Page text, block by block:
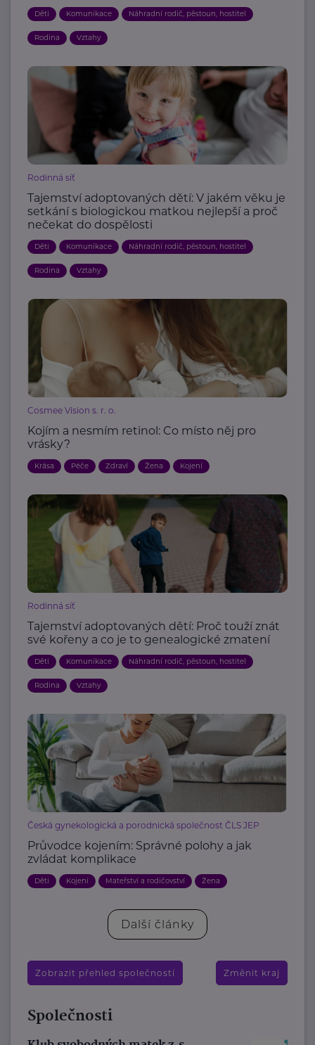
Děti Komunikace Náhradní rodič, pěstoun, hostitel
Rodina Vztahy
Rodinná síť
Tajemství adoptovaných dětí: V jakém věku je
setkání s biologickou matkou nejlepší a proč
nečekat do dospělosti
Děti Komunikace Náhradní rodič, pěstoun, hostitel
Rodina Vztahy
Cosmee Vision s. r. o.
Kojím a nesmím retinol: Co místo něj pro
vrásky?
Krása Péče Zdraví Žena Kojení
Rodinná síť
Tajemství adoptovaných dětí: Proč touží znát
své kořeny a co je to genealogické zmatení
Děti Komunikace Náhradní rodič, pěstoun, hostitel
Rodina Vztahy
Česká gynekologická a porodnická společnost ČLS JEP
Průvodce kojením: Správné polohy a jak
zvládat komplikace
Děti Kojení Mateřství a rodičovství Žena
Další články
Zobrazit přehled společností Změnit kraj
Společnosti